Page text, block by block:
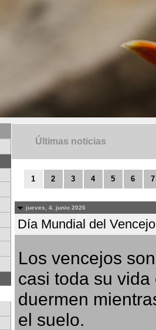
Últimas noticias
1 2 3 4 5 6 7
jueves, 4. junio 2026
Día Mundial del
Los vencejos
casi toda su
duermen
el suelo.